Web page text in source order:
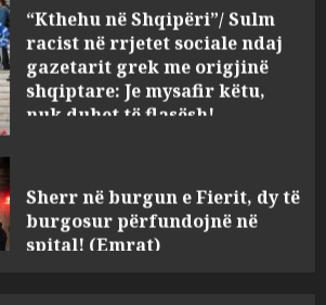
gazetarit grek me origjinë
shqiptare: Je mysafir këtu,
nuk duhet të flasësh!
AUGUST 8, 2026
spital! (Emrat)
AUGUST 8, 2026